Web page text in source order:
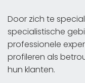
Door zich te
specialistische
professionele
profileren als
hun klanten.